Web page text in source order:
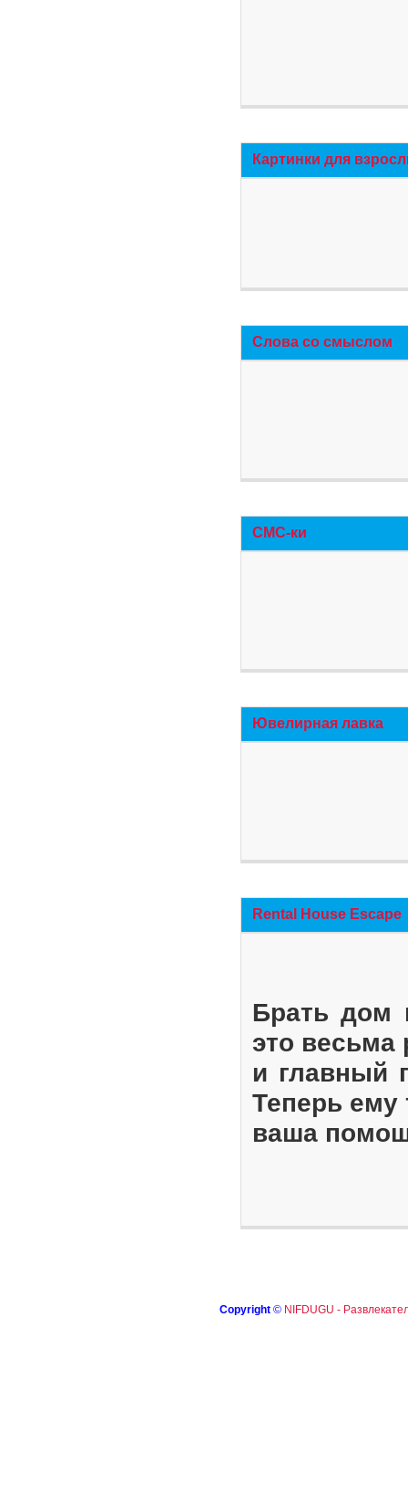
Картинки для
Слова со смыслом
СМС-ки
Ювелирная лавка
Rental House Escape
Брать дом
это весьма
и главный
Теперь ему
ваша
Copyright © NIFDUGU -